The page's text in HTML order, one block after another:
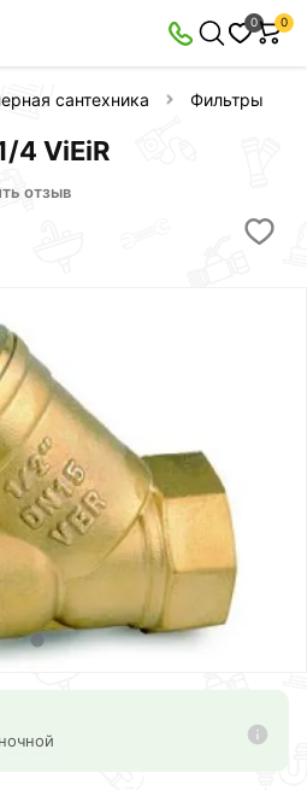
0 0
сантехника Фильтры и
4 ViEiR
отзыв